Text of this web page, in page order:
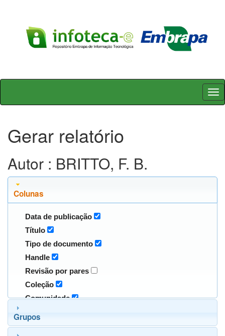
Skip
Gerar relatório
Autor : BRITTO, F. B.
Colunas
Data de publicação
Título
Tipo de documento
Handle
Revisão por pares
Coleção
Comunidade
Grupos